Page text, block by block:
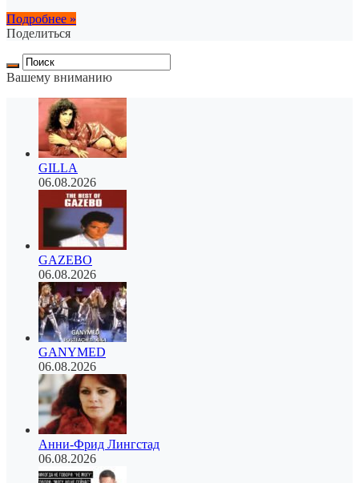
Подробнее »
Поделиться
Вашему вниманию
GILLA
06.08.2026
GAZEBO
06.08.2026
GANYMED
06.08.2026
Анни-Фрид Лингстад
06.08.2026